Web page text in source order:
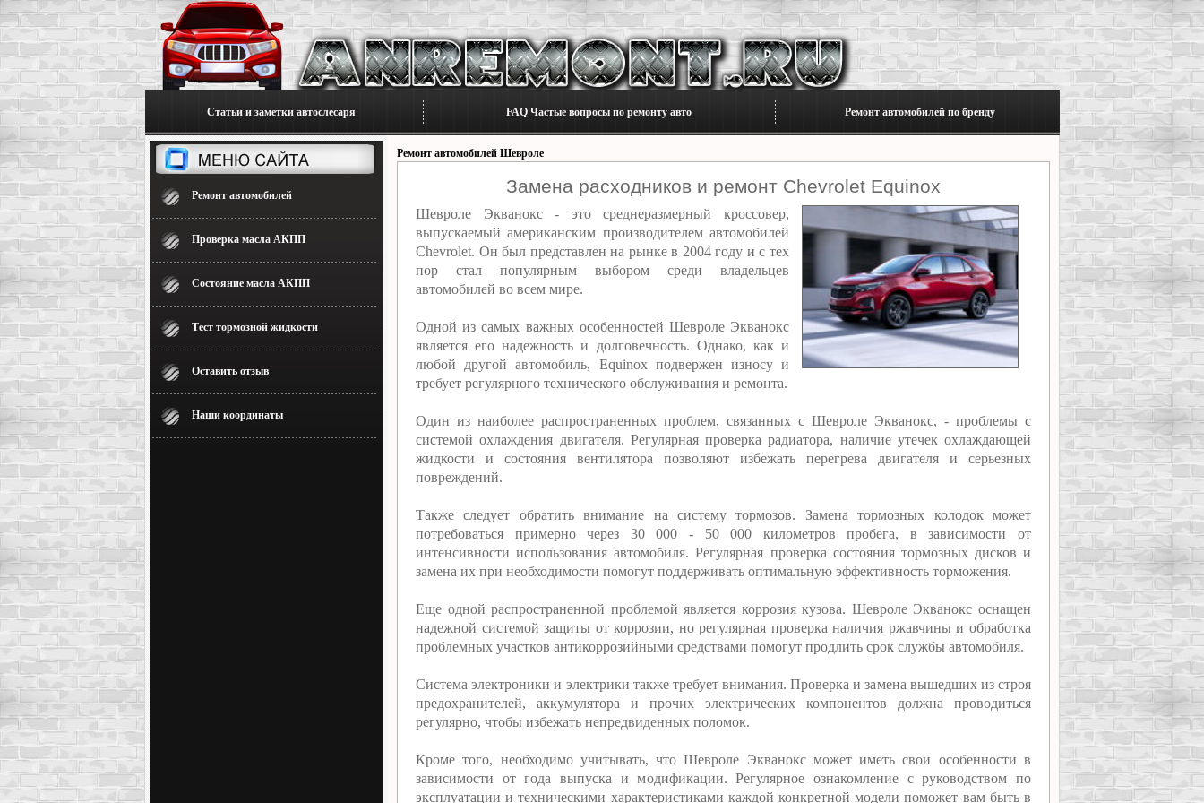
Статьи и заметки автослесаря FAQ Частые вопросы по ремонту авто Ремонт автомобилей по бренду
Ремонт автомобилей
Проверка масла АКПП
Состояние масла АКПП
Тест тормозной жидкости
Оставить отзыв
Наши координаты
Ремонт автомобилей Шевроле
Замена расходников и ремонт Chevrolet Equinox
Шевроле Экванокс - это среднеразмерный кроссовер,
выпускаемый американским производителем автомобилей
Chevrolet. Он был представлен на рынке в 2004 году и с тех
пор стал популярным выбором среди владельцев
автомобилей во всем мире.
Одной из самых важных особенностей Шевроле Экванокс
является его надежность и долговечность. Однако, как и
любой другой автомобиль, Equinox подвержен износу и
требует регулярного технического обслуживания и ремонта.
Один из наиболее распространенных проблем, связанных с Шевроле Экванокс, - проблемы с
системой охлаждения двигателя. Регулярная проверка радиатора, наличие утечек охлаждающей
жидкости и состояния вентилятора позволяют избежать перегрева двигателя и серьезных
повреждений.
Также следует обратить внимание на систему тормозов. Замена тормозных колодок может
потребоваться примерно через 30 000 - 50 000 километров пробега, в зависимости от
интенсивности использования автомобиля. Регулярная проверка состояния тормозных дисков и
замена их при необходимости помогут поддерживать оптимальную эффективность торможения.
Еще одной распространенной проблемой является коррозия кузова. Шевроле Экванокс оснащен
надежной системой защиты от коррозии, но регулярная проверка наличия ржавчины и обработка
проблемных участков антикоррозийными средствами помогут продлить срок службы автомобиля.
Система электроники и электрики также требует внимания. Проверка и замена вышедших из строя
предохранителей, аккумулятора и прочих электрических компонентов должна проводиться
регулярно, чтобы избежать непредвиденных поломок.
Кроме того, необходимо учитывать, что Шевроле Экванокс может иметь свои особенности в
зависимости от года выпуска и модификации. Регулярное ознакомление с руководством по
эксплуатации и техническими характеристиками каждой конкретной модели поможет вам быть в